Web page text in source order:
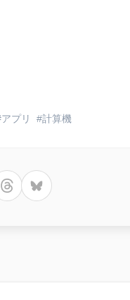
アプリ 計算機